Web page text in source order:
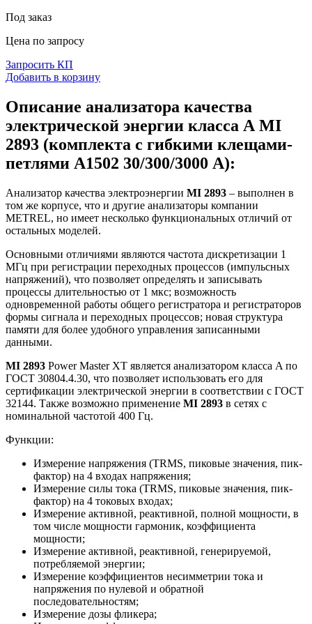
Под заказ
Цена по запросу
Запросить КП
Добавить в корзину
Описание анализатора качества
электрической энергии класса А MI
2893 (комплекта с гибкими клещами-
петлями А1502 30/300/3000 А):
Анализатор качества электроэнергии MI 2893 – выполнен в
том же корпусе, что и другие анализаторы компании
METREL, но имеет несколько функциональных отличий от
остальных моделей.
Основными отличиями являются частота дискретизации 1
МГц при регистрации переходных процессов (импульсных
напряжений), что позволяет определять и записывать
процессы длительностью от 1 мкс; возможность
одновременной работы общего регистратора и регистраторов
формы сигнала и переходных процессов; новая структура
памяти для более удобного управления записанными
данными.
MI 2893 Power Master XT является анализатором класса A по
ГОСТ 30804.4.30, что позволяет использовать его для
сертификации электрической энергии в соответствии с ГОСТ
32144. Также возможно применение MI 2893 в сетях с
номинальной частотой 400 Гц.
Функции:
Измерение напряжения (TRMS, пиковые значения, пик-
фактор) на 4 входах напряжения;
Измерение силы тока (TRMS, пиковые значения, пик-
фактор) на 4 токовых входах;
Измерение активной, реактивной, полной мощности, в
том числе мощности гармоник, коэффициента
мощности;
Измерение активной, реактивной, генерируемой,
потребляемой энергии;
Измерение коэффициентов несимметрии тока и
напряжения по нулевой и обратной
последовательностям;
Измерение дозы фликера;